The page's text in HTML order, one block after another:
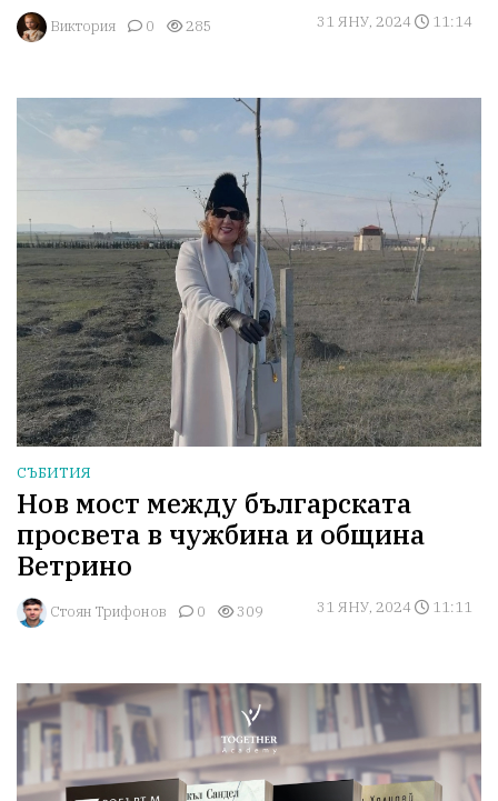
Виктория 0 285 31 ЯНУ, 2024 11:14
СЪБИТИЯ
Нов мост между българската
просвета в чужбина и община
Ветрино
Стоян Трифонов 0 309 31 ЯНУ, 2024 11:11